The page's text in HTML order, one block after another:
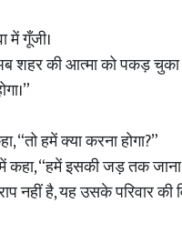
में गूँजी।
शहर की आत्मा को पकड़
“तो हमें क्या करना होगा?”
कहा, “हमें इसकी जड़ तक जाना
नहीं है, यह उसके परिवार की